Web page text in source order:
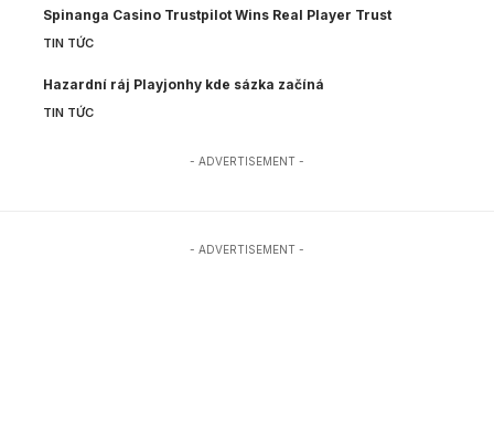
Spinanga Casino Trustpilot Wins Real Player Trust
TIN TỨC
Hazardní ráj Playjonhy kde sázka začíná
TIN TỨC
- ADVERTISEMENT -
- ADVERTISEMENT -